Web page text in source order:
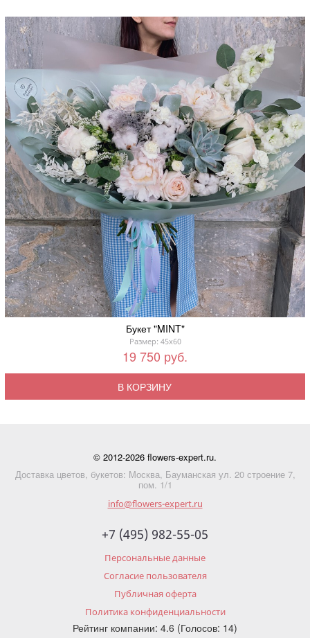
Букет "MINT"
Размер: 45x60
19 750 руб.
В КОРЗИНУ
© 2012-2026 flowers-expert.ru.
Доставка цветов, букетов: Москва, Бауманская ул. 20 строение 7,
пом. 1/1
info@flowers-expert.ru
+7 (495) 982-55-05
Персональные данные
Согласие пользователя
Публичная оферта
Политика конфиденциальности
Рейтинг компании: 4.6 (Голосов: 14)